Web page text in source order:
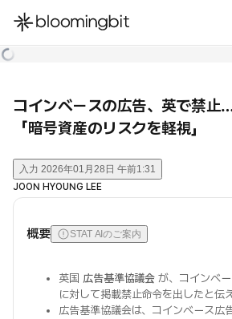
한국어
コインベースの広告、英で禁止
「暗号資産のリスクを軽視」
入力 2026年01月28日 午前1:31
JOON HYOUNG LEE
概要 STAT AIのご案内
英国 広告基準協議会 が、コインベ
に対して掲載禁止命令を出したと伝え
広告基準協議会は、コインベース広